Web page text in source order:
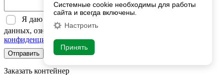
Я даю согласие на обработку моих персональных
данных, ознакомился и принимаю условия
конфиденциальности
Отправить
Заказать контейнер
Системные cookie необходимы для работы
сайта и всегда включены.
Настроить
Принять